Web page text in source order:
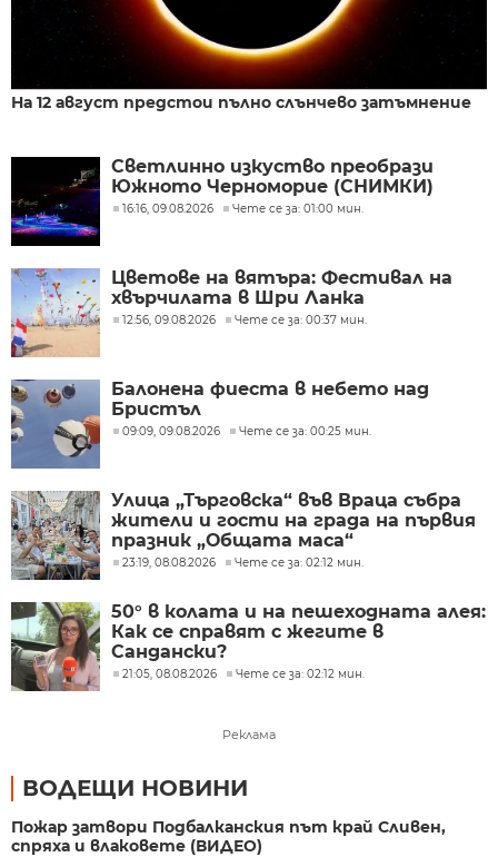
На 12 август предстои пълно слънчево затъмнение
Светлинно изкуство преобрази
Южното Черноморие (СНИМКИ)
16:16, 09.08.2026 Чете се за: 01:00 мин.
Цветове на вятъра: Фестивал на
хвърчилата в Шри Ланка
12:56, 09.08.2026 Чете се за: 00:37 мин.
Балонена фиеста в небето над
Бристъл
09:09, 09.08.2026 Чете се за: 00:25 мин.
Улица „Търговска“ във Враца събра
жители и гости на града на първия
празник „Общата маса“
23:19, 08.08.2026 Чете се за: 02:12 мин.
50° в колата и на пешеходната алея:
Как се справят с жегите в
Сандански?
21:05, 08.08.2026 Чете се за: 02:12 мин.
Реклама
ВОДЕЩИ НОВИНИ
Пожар затвори Подбалканския път край Сливен,
спряха и влаковете (ВИДЕО)